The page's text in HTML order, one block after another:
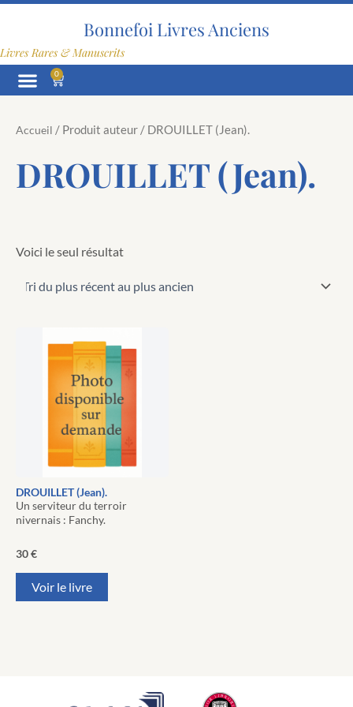
Aller
Bonnefoi Livres Anciens
Livres Rares & Manuscrits
0
Panier
Accueil / Produit auteur / DROUILLET (Jean).
DROUILLET (Jean).
Voici le seul résultat
DROUILLET (Jean).
Un serviteur du terroir
nivernais : Fanchy.
30€
Voir le livre